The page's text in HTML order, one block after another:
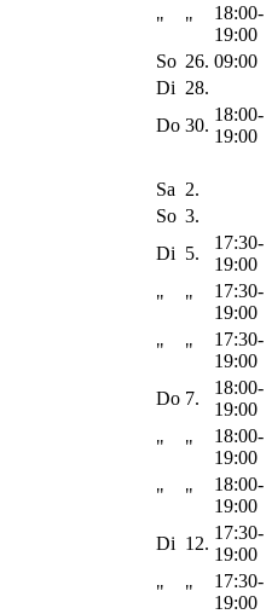
" "
18:00-
19:00
So 26. 09:00
Di 28.
Do 30.
18:00-
19:00
Sa 2.
So 3.
Di 5.
17:30-
19:00
" "
17:30-
19:00
" "
17:30-
19:00
Do 7.
18:00-
19:00
" "
18:00-
19:00
" "
18:00-
19:00
Di 12.
17:30-
19:00
" "
17:30-
19:00